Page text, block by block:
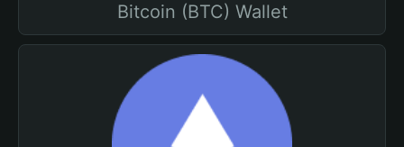
Bitcoin (BTC) Wallet